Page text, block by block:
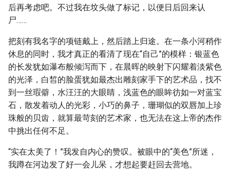
后再考虑吧。不过我在坟头做了标记，以便日后回来认
尸……
把刻有我名字的项链戴上，然后踏上归途。在一条小河稍作
休息的同时，我才真正的看清了现在“自己”的模样：银蓝色
的长发犹如瀑布般倾泻而下，在晨晖的映射下闪耀着淡紫色
的光泽，白皙的脸蛋犹如最杰出雕刻家手下的艺术品，找不
到一丝瑕僻，水汪汪的大眼睛，浅蓝色的眼眸彷如一对蓝宝
石，散发着动人的光彩，小巧的鼻子，珊瑚似的双唇加上珍
珠般的贝齿，就算最苛刻的艺术家，也无法在这上帝的杰作
中挑出任何不足。
“实在太美了！”我发自内心的赞叹。被眼中的“美色”所迷，
我蹲在河边发了好一会儿呆，才想起要赶回去营地。